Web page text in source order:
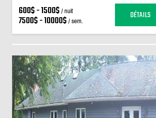
600$ - 1500$ / nuit
7500$ - 10000$ / sem. DÉTAILS